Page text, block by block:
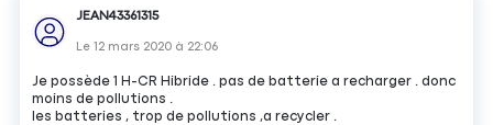
JEAN43361315
Le12 mars 2020 à 22:06
Je possède 1 H-CR Hibride . pas de batterie a recharger . donc
moins de pollutions .
les batteries , trop de pollutions ,a recycler .